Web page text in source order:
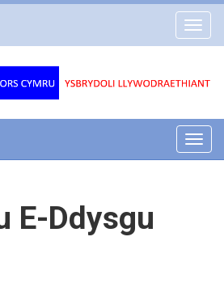
E-Ddysgu